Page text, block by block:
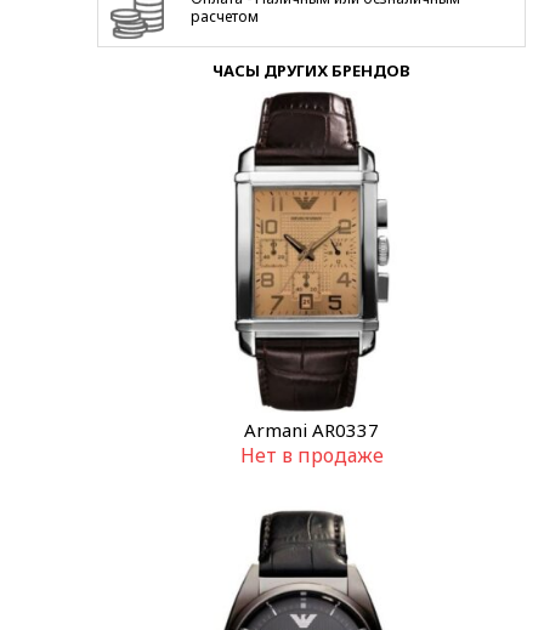
расчетом
ЧАСЫ ДРУГИХ БРЕНДОВ
Armani AR0337
Нет в продаже